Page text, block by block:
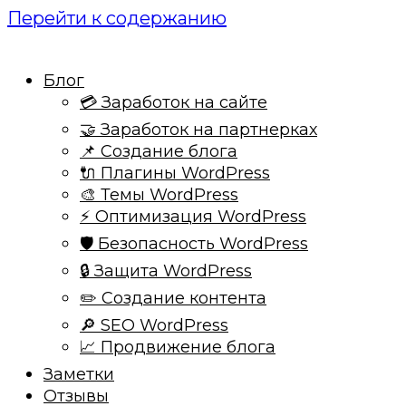
Перейти к содержанию
Блог
💳 Заработок на сайте
🤝 Заработок на партнерках
📌 Создание блога
🔌 Плагины WordPress
🎨 Темы WordPress
⚡ Оптимизация WordPress
🛡️ Безопасность WordPress
🔒 Защита WordPress
✏️ Создание контента
🔎 SEO WordPress
📈 Продвижение блога
Заметки
Отзывы